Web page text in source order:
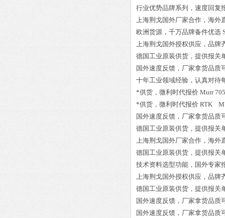
行业优势品牌系列，速度回复
上海荆戈国外厂家合作，海外
欧洲货源，千万品牌备件优选
上海荆戈国外授权供应，品牌
德国工业原装供货，提供报关
国外速度反馈，厂家拿货品质
十年工业领域经验，认真对待
*供货，微利时代报价 Murr
*供货，微利时代报价 RTK
国外速度反馈，厂家拿货品质
德国工业原装供货，提供报关
上海荆戈国外厂家合作，海外
德国工业原装供货，提供报关
技术资料选型功能，国外专家
上海荆戈国外授权供应，品牌
德国工业原装供货，提供报关
国外速度反馈，厂家拿货品质
国外速度反馈，厂家拿货品质